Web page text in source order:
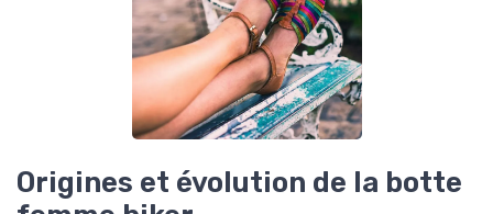
Origines et évolution de la botte